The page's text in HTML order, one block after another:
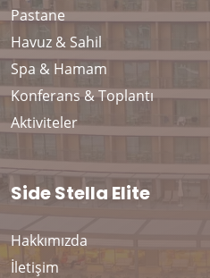
Pastane
Havuz & Sahil
Spa & Hamam
Konferans & Toplantı
Aktiviteler
Side Stella Elite
Hakkımızda
İletişim